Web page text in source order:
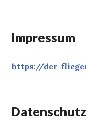
Impressum
https://der-